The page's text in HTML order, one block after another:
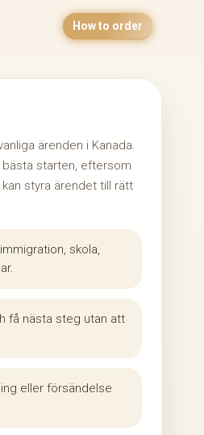
How to order
ärenden i Kanada.
starten, eftersom
styra ärendet till rätt
skola,
få nästa steg utan att
eller försändelse